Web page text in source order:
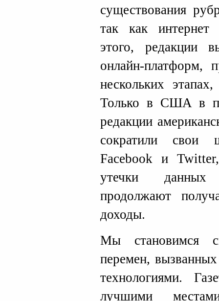
существования
так как
этого, редакции
онлайн-платформ,
нескольких
Только в США в
редакции
сократили свои
Facebook и
утечки данных
продолжают
доходы.
Мы становимся
перемен,
технологиями.
лучшими